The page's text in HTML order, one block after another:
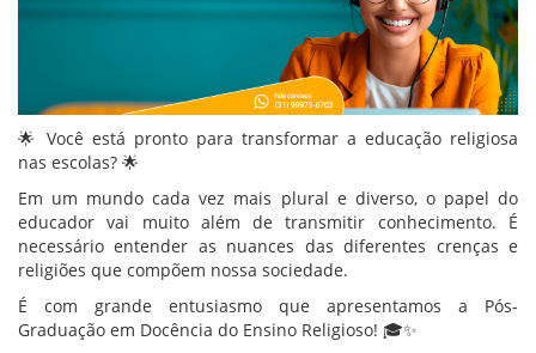
🌟 Você está pronto para transformar a educação religiosa
nas escolas? 🌟
Em um mundo cada vez mais plural e diverso, o papel do
educador vai muito além de transmitir conhecimento. É
necessário entender as nuances das diferentes crenças e
religiões que compõem nossa sociedade.
É com grande entusiasmo que apresentamos a Pós-
Graduação em Docência do Ensino Religioso! 🎓✨